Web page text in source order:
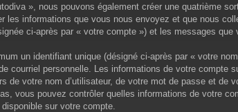
», nous pouvons également créer une quatrième
les informations que vous nous envoyez et que nous
ci-après par « votre compte ») et les messages
un identifiant unique (désigné ci-après par « votre
courriel personnelle. Les informations de votre compte
de votre nom d’utilisateur, de votre mot de passe et
vous pouvez contrôler quelles informations de votre
sur votre compte.